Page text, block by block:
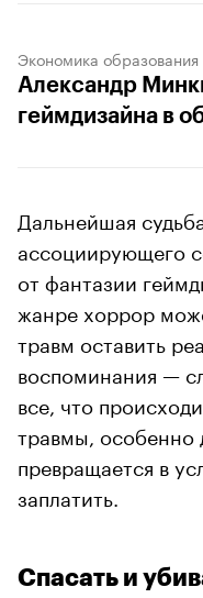
Экономика образования
Александр
геймдизайна в
Дальнейшая
ассоциирующего
от фантазии
жанре хоррор
травм оставить
воспоминания —
все, что
травмы, особенно
превращается в
заплатить.
Спасать и